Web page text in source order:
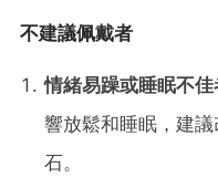
不建議佩戴者
情緒易躁或睡眠不佳
響放鬆和睡眠，建
石。